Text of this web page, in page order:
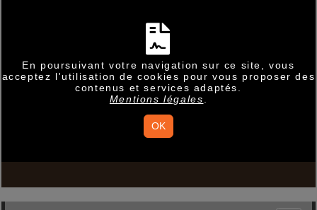
En poursuivant votre navigation sur ce site, vous
acceptez l'utilisation de cookies pour vous proposer des
contenus et services adaptés.
Mentions légales
OK